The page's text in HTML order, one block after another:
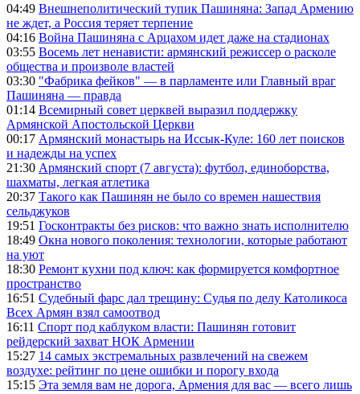
04:49 Внешнеполитический тупик Пашиняна: Запад Армению
не ждет, а Россия теряет терпение
04:16 Война Пашиняна с Арцахом идет даже на стадионах
03:55 Восемь лет ненависти: армянский режиссер о расколе
общества и произволе властей
03:30 "Фабрика фейков" — в парламенте или Главный враг
Пашиняна — правда
01:14 Всемирный совет церквей выразил поддержку
Армянской Апостольской Церкви
00:17 Армянский монастырь на Иссык-Куле: 160 лет поисков
и надежды на успех
21:30 Армянский спорт (7 августа): футбол, единоборства,
шахматы, легкая атлетика
20:37 Такого как Пашинян не было со времен нашествия
сельджуков
19:51 Госконтракты без рисков: что важно знать исполнителю
18:49 Окна нового поколения: технологии, которые работают
на уют
18:30 Ремонт кухни под ключ: как формируется комфортное
пространство
16:51 Судебный фарс дал трещину: Судья по делу Католикоса
Всех Армян взял самоотвод
16:11 Спорт под каблуком власти: Пашинян готовит
рейдерский захват НОК Армении
15:27 14 самых экстремальных развлечений на свежем
воздухе: рейтинг по цене ошибки и порогу входа
15:15 Эта земля вам не дорога, Армения для вас — всего лишь